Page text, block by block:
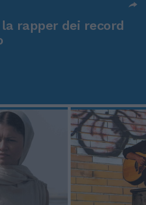
rapper dei record